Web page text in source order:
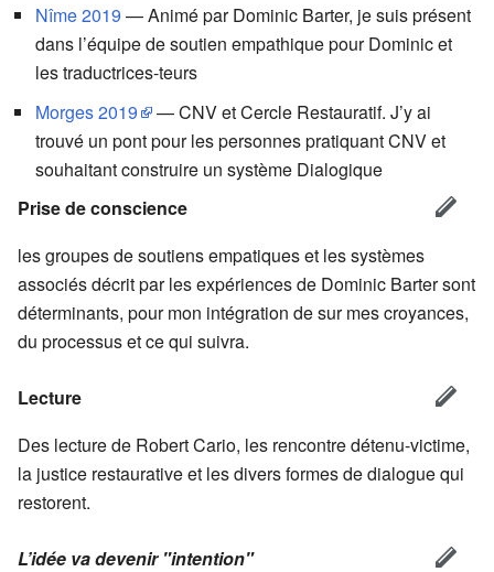
Nîme 2019 — Animé par Dominic Barter, je suis présent
dans l’équipe de soutien empathique pour Dominic et
les traductrices-teurs
Morges 2019
— CNV et Cercle Restauratif. J’y ai
trouvé un pont pour les personnes pratiquant CNV et
souhaitant construire un système Dialogique
Prise de conscience
les groupes de soutiens empatiques et les systèmes
associés décrit par les expériences de Dominic Barter sont
déterminants, pour mon intégration de sur mes croyances,
du processus et ce qui suivra.
Lecture
Des lecture de Robert Cario, les rencontre détenu-victime,
la justice restaurative et les divers formes de dialogue qui
restorent.
L’idée va devenir "intention"